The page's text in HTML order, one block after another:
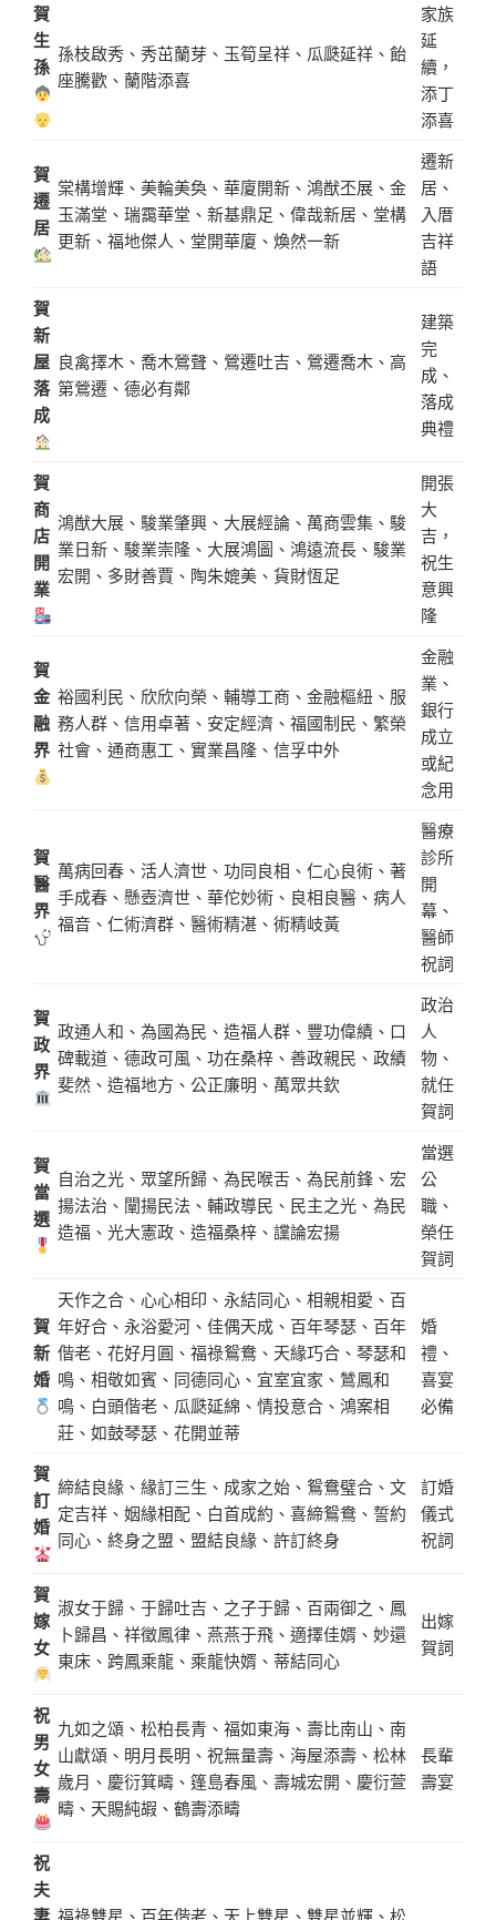
賀
生
孫
孫枝啟秀、秀茁蘭芽、玉筍呈祥、瓜瓞延祥、飴
座騰歡、蘭階添喜
家族
延
續，
添丁
添喜
賀
遷
居
棠構增輝、美輪美奐、華廈開新、鴻猷丕展、金
玉滿堂、瑞靄華堂、新基鼎足、偉哉新居、堂構
更新、福地傑人、堂開華廈、煥然一新
遷新
居、
入厝
吉祥
語
賀
新
屋
落
成
良禽擇木、喬木鶯聲、鶯遷吐吉、鶯遷喬木、高
第鶯遷、德必有鄰
建築
完
成、
落成
典禮
賀
商
店
開
業
鴻猷大展、駿業肇興、大展經論、萬商雲集、駿
業日新、駿業崇隆、大展鴻圖、鴻遠流長、駿業
宏開、多財善賈、陶朱媲美、貨財恆足
開張
大
吉，
祝生
意興
隆
賀
金
融
界
裕國利民、欣欣向榮、輔導工商、金融樞紐、服
務人群、信用卓著、安定經濟、福國制民、繁榮
社會、通商惠工、實業昌隆、信孚中外
金融
業、
銀行
成立
或紀
念用
賀
醫
界
萬病回春、活人濟世、功同良相、仁心良術、著
手成春、懸壺濟世、華佗妙術、良相良醫、病人
福音、仁術濟群、醫術精湛、術精岐黃
醫療
診所
開
幕、
醫師
祝詞
賀
政
界
政通人和、為國為民、造福人群、豐功偉績、口
碑載道、德政可風、功在桑梓、善政親民、政績
斐然、造福地方、公正廉明、萬眾共欽
政治
人
物、
就任
賀詞
賀
當
選
自治之光、眾望所歸、為民喉舌、為民前鋒、宏
揚法治、闡揚民法、輔政導民、民主之光、為民
造福、光大憲政、造福桑梓、讜論宏揚
當選
公
職、
榮任
賀詞
賀
新
婚
天作之合、心心相印、永結同心、相親相愛、百
年好合、永浴愛河、佳偶天成、百年琴瑟、百年
偕老、花好月圓、福祿鴛鴦、天緣巧合、琴瑟和
鳴、相敬如賓、同德同心、宜室宜家、鷥鳳和
鳴、白頭偕老、瓜瓞延綿、情投意合、鴻案相
莊、如鼓琴瑟、花開並蒂
婚
禮、
喜宴
必備
賀
訂
婚
締結良緣、緣訂三生、成家之始、鴛鴦璧合、文
定吉祥、姻緣相配、白首成約、喜締鴛鴦、誓約
同心、終身之盟、盟結良緣、許訂終身
訂婚
儀式
祝詞
賀
嫁
女
淑女于歸、于歸吐吉、之子于歸、百兩御之、鳳
卜歸昌、祥徵鳳律、燕燕于飛、適擇佳婿、妙還
東床、跨鳳乘龍、乘龍快婿、蒂結同心
出嫁
賀詞
祝
男
女
壽
九如之頌、松柏長青、福如東海、壽比南山、南
山獻頌、明月長明、祝無量壽、海屋添壽、松林
歲月、慶衍箕疇、篷島春風、壽城宏開、慶衍萱
疇、天賜純嘏、鶴壽添疇
長輩
壽宴
祝
夫
福祿雙星、百年偕老、天上雙星、雙星並輝、松